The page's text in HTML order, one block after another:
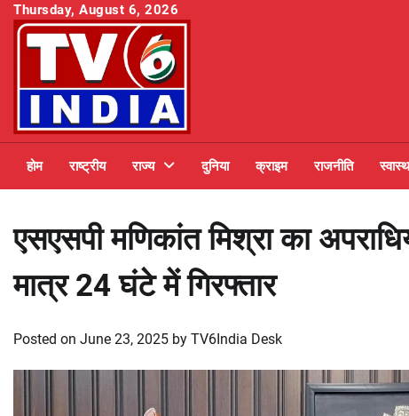
Skip
Thursday, August 6, 2026
होम राष्ट्रीय राज्य दुनिया क्राइम राजनीति स्वास्थ
एसएसपी मणिकांत मिश्रा का
मात्र 24 घंटे में गिरफ्तार
Posted on June 23, 2025 by TV6India Desk